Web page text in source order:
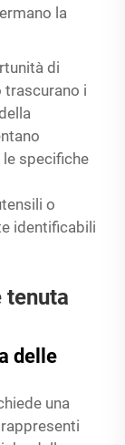
la
di
trascurano i
specifiche
o
identificabili
tenuta
delle
una